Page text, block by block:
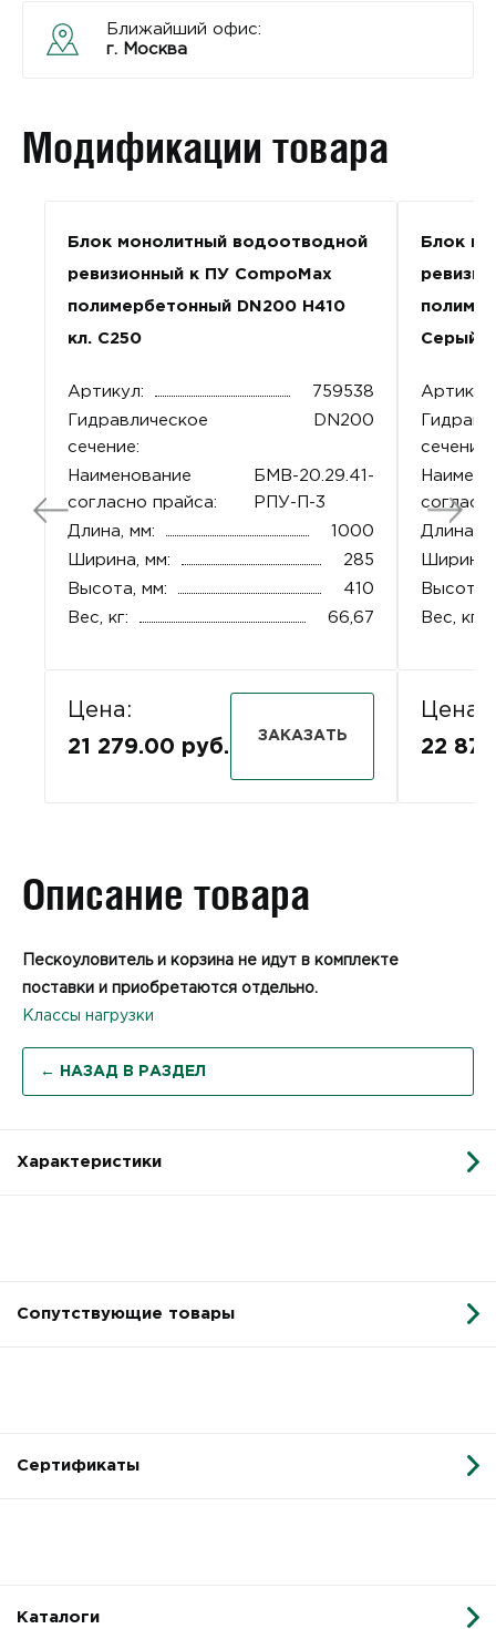
Ближайший офис:
г. Москва
Модификации товара
Блок монолитный водоотводной
ревизионный к ПУ CompoMax
полимербетонный DN200 H410
кл. С250
Артикул:
759538
Гидравлическое
сечение:
DN200
Наименование
согласно прайса:
БМВ-20.29.41-
РПУ-П-3
Длина, мм:
1000
Ширина, мм:
285
Высота, мм:
410
Вес, кг:
66,67
Цена:
21 279.00 руб.
ЗАКАЗАТЬ
Блок
Серый
Артикул:
сечение:
Длина,
Ширина,
Высота,
Вес, кг:
Цена:
22
Описание товара
Пескоуловитель и корзина не идут в комплекте
поставки и приобретаются отдельно.
Классы нагрузки
← НАЗАД В РАЗДЕЛ
Характеристики
Сопутствующие товары
Сертификаты
Каталоги